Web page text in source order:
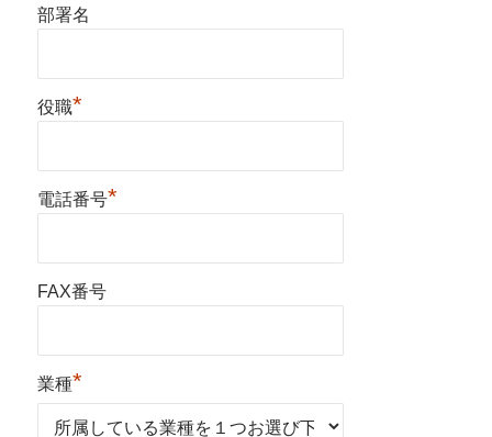
部署名
役職*
電話番号*
FAX番号
業種*